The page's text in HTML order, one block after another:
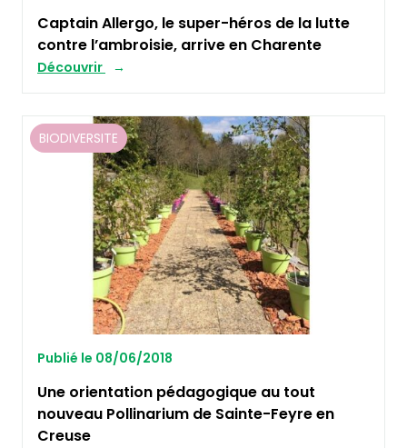
Captain Allergo, le super-héros de la lutte
contre l’ambroisie, arrive en Charente
Découvrir
BIODIVERSITE
Publié le 08/06/2018
Une orientation pédagogique au tout
nouveau Pollinarium de Sainte-Feyre en
Creuse